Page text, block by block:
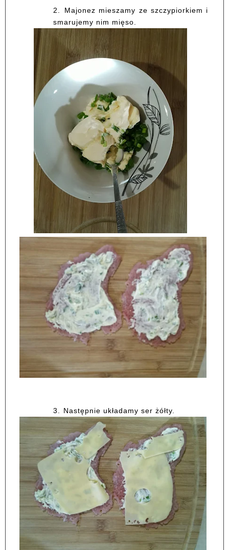
2.
Majonez mieszamy ze szczypiorkiem i
smarujemy nim mięso.
3. Następnie układamy ser żółty.